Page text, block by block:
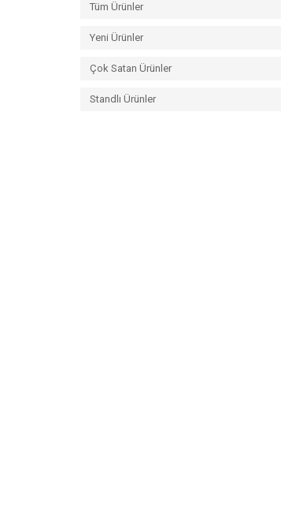
Tüm Ürünler
Yeni Ürünler
Çok Satan Ürünler
Standlı Ürünler